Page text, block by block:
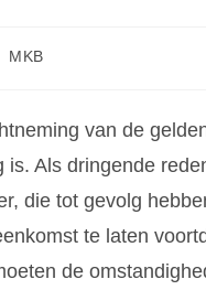
MKB
van de
Als dringende
die tot gevolg
te laten
de